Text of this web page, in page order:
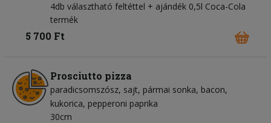
4db választható feltéttel + ajándék 0,5l Coca-Cola
termék
5 700 Ft
Prosciutto pizza
paradicsomszósz sajt pármai sonka bacon
kukorica pepperoni paprika
30cm